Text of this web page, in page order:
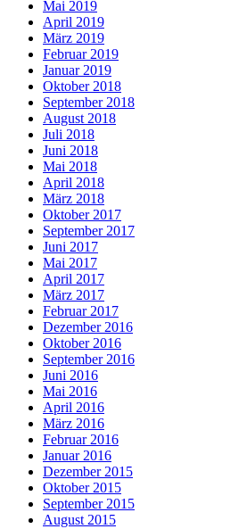
Mai 2019
April 2019
März 2019
Februar 2019
Januar 2019
Oktober 2018
September 2018
August 2018
Juli 2018
Juni 2018
Mai 2018
April 2018
März 2018
Oktober 2017
September 2017
Juni 2017
Mai 2017
April 2017
März 2017
Februar 2017
Dezember 2016
Oktober 2016
September 2016
Juni 2016
Mai 2016
April 2016
März 2016
Februar 2016
Januar 2016
Dezember 2015
Oktober 2015
September 2015
August 2015